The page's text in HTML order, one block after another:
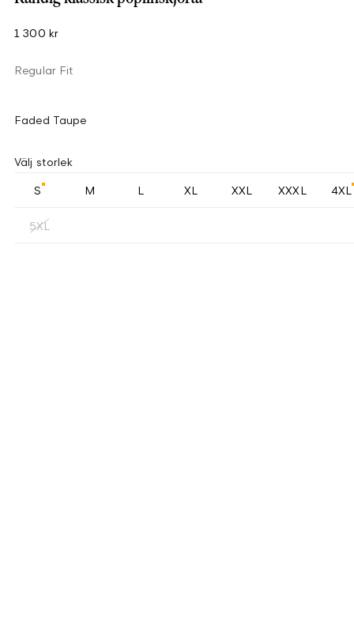
1 300 kr
Regular Fit
Faded Taupe
Välj storlek
S M L XL XXL XXXL 4XL
5XL